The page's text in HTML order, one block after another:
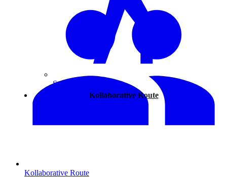
Spazieren
Kollaborative Route
Kollaborative Route